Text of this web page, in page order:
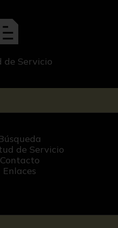
de Servicio
de Servicio
Contacto
Enlaces